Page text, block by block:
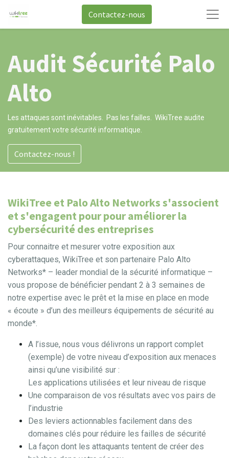
Contactez-nous
Audit Sécurité Palo
Alto
Les attaques sont inévitables. Pas les failles.
WikiTree audite
gratuitement votre sécurité informatique.
Contactez-nous !
WikiTree et Palo Alto Networks s'associent
et s'engagent pour pour améliorer la
cybersécurité des entreprises
Pour connaitre et mesurer votre exposition aux
cyberattaques, WikiTree et son partenaire Palo Alto
Networks* – leader mondial de la sécurité informatique –
vous propose de bénéficier pendant 2 à 3 semaines de
notre expertise avec le prêt et la mise en place en mode
« écoute » d’un des meilleurs équipements de sécurité au
monde*.
A l’issue, nous vous délivrons un rapport complet
(exemple) de votre niveau d’exposition aux menaces
ainsi qu’une visibilité sur :
Les applications utilisées et leur niveau de risque
Une comparaison de vos résultats avec vos pairs de
l’industrie
Des leviers actionnables facilement dans des
domaines clés pour réduire les failles de sécurité
La façon dont les attaquants tentent de créer des